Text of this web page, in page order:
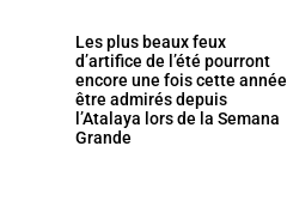
Les plus beaux feux
d’artifice de l’été pourront
encore une fois cette année
être admirés depuis
l’Atalaya lors de la Semana
Grande